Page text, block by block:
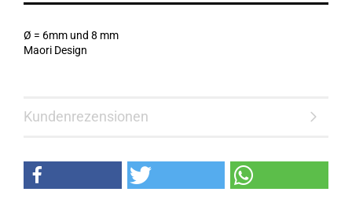
Ø = 6mm und 8 mm
Maori Design
Kundenrezensionen